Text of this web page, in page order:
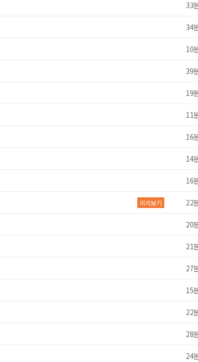
33
34
10
39
19
11
16
14
16
미리보기 22
20
21
27
15
22
28
24